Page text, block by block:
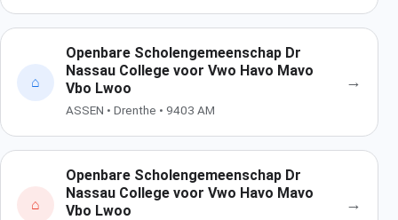
⌂
Openbare Scholengemeenschap Dr
Nassau College voor Vwo Havo Mavo
Vbo Lwoo
ASSEN • Drenthe • 9403 AM
→
⌂
Openbare Scholengemeenschap Dr
Nassau College voor Vwo Havo Mavo
Vbo Lwoo
→